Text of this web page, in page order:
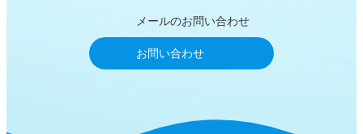
メールのお問い合わせ
お問い合わせ